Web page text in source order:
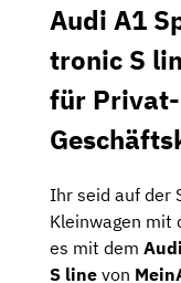
Audi A1
tronic S
für
Ihr seid auf der
Kleinwagen mit
es mit dem
S line von